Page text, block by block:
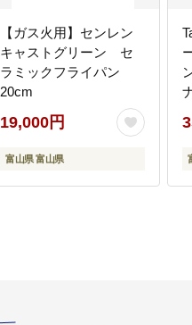
【ガス火用】センレン
キャストグリーン セ
ラミックフライパン
20cm
19,000円
富山県 富山県